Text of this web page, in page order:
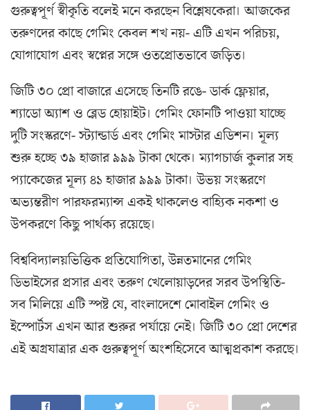
গুরুত্বপূর্ণ স্বীকৃতি বলেই মনে করছেন বিশ্লেষকেরা। আজকের
তরুণদের কাছে গেমিং কেবল শখ নয়- এটি এখন পরিচয়,
যোগাযোগ এবং স্বপ্নের সঙ্গে ওতপ্রোতভাবে জড়িত।
জিটি ৩০ প্রো বাজারে এসেছে তিনটি রঙে- ডার্ক ফ্লেয়ার,
শ্যাডো অ্যাশ ও ব্লেড হোয়াইট। গেমিং ফোনটি পাওয়া যাচ্ছে
দুটি সংস্করণে- স্ট্যান্ডার্ড এবং গেমিং মাস্টার এডিশন। মূল্য
শুরু হচ্ছে ৩৯ হাজার ৯৯৯ টাকা থেকে। ম্যাগচার্জ কুলার সহ
প্যাকেজের মূল্য ৪১ হাজার ৯৯৯ টাকা। উভয় সংস্করণে
অভ্যন্তরীণ পারফরম্যান্স একই থাকলেও বাহ্যিক নকশা ও
উপকরণে কিছু পার্থক্য রয়েছে।
বিশ্ববিদ্যালয়ভিত্তিক প্রতিযোগিতা, উন্নতমানের গেমিং
ডিভাইসের প্রসার এবং তরুণ খেলোয়াড়দের সরব উপস্থিতি-
সব মিলিয়ে এটি স্পষ্ট যে, বাংলাদেশে মোবাইল গেমিং ও
ইস্পোর্টস এখন আর শুরুর পর্যায়ে নেই। জিটি ৩০ প্রো দেশের
এই অগ্রযাত্রার এক গুরুত্বপূর্ণ অংশহিসেবে আত্মপ্রকাশ করছে।